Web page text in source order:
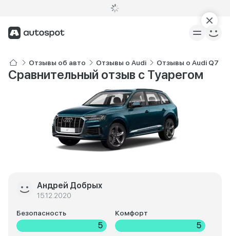
Отзывы об авто Отзывы о Audi Отзывы о Audi Q7
Сравнительный отзыв с Туарегом
Андрей Добрых
15.12.2020
Безопасность
5
Комфорт
5